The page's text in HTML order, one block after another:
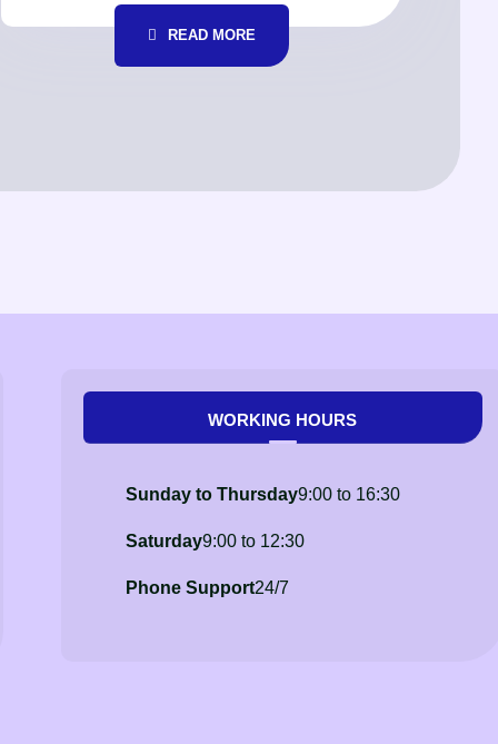
READ MORE
WORKING HOURS
Sunday to Thursday9:00 to 16:30
Saturday9:00 to 12:30
Phone Support24/7